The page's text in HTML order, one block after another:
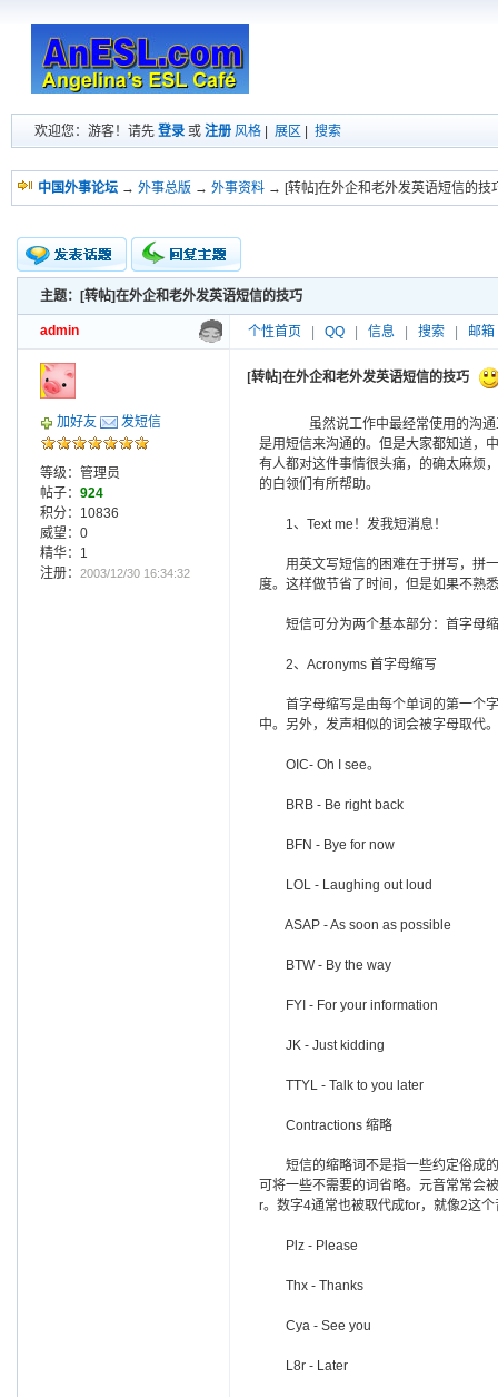
欢迎您：游客！请先 登录 或 注册 风格 展区 搜索
中国外事论坛 → 外事总版 → 外事资料 → [转帖]在外企和老外发英语短信的技
新的主题
投票帖
小字报
主题：[转帖]在外企和老外发英语短信的技巧
admin 个性首页 QQ 信息 搜索 邮箱
加好友 发短信
等级：管理员
帖子： 924
积分：10836
威望：0
精华：1
注册： 2003/12/30 16:34:32
[转帖]在外企和老外发英语短信的技巧
虽然说工作中最经常使用的沟通
是用短信来沟通的。但是大家都知道，
有人都对这件事情很头痛，的确太麻烦
的白领们有所帮助。
1、Text me！发我短消息！
用英文写短信的困难在于拼写，拼一
度。这样做节省了时间，但是如果不熟
短信可分为两个基本部分：首字母
2、Acronyms 首字母缩写
首字母缩写是由每个单词的第一个字
中。另外，发声相似的词会被字母取代
OIC- Oh I see。
BRB - Be right back
BFN - Bye for now
LOL - Laughing out loud
ASAP - As soon as possible
BTW - By the way
FYI - For your information
JK - Just kidding
TTYL - Talk to you later
Contractions 缩略
短信的缩略词不是指一些约定俗成的
可将一些不需要的词省略。元音常常会
r。数字4通常也被取代成for，就像2这
Plz - Please
Thx - Thanks
Cya - See you
L8r - Later